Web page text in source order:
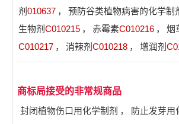
剂 010637 ， 预防谷类植物病害的化学制
生物剂 C010215 ， 赤霉素C010216 ，
烟
C010217 ， 消辣剂 C010218 ， 增润剂
商标局接受的非常规商品
封闭植物伤口用化学制剂 ， 防止发芽用